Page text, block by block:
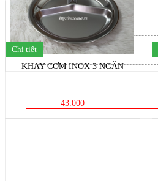
Chi tiết
KHAY CƠM INOX 3 NGĂN
43.000